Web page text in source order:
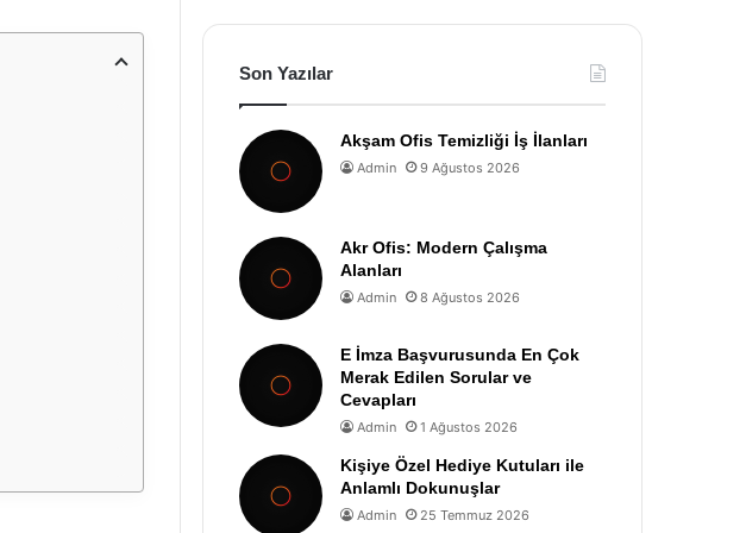
Son Yazılar
Akşam Ofis Temizliği İş İlanları
Admin 9 Ağustos 2026
Akr Ofis: Modern Çalışma
Alanları
Admin 8 Ağustos 2026
E İmza Başvurusunda En Çok
Merak Edilen Sorular ve
Cevapları
Admin 1 Ağustos 2026
Kişiye Özel Hediye Kutuları ile
Anlamlı Dokunuşlar
Admin 25 Temmuz 2026